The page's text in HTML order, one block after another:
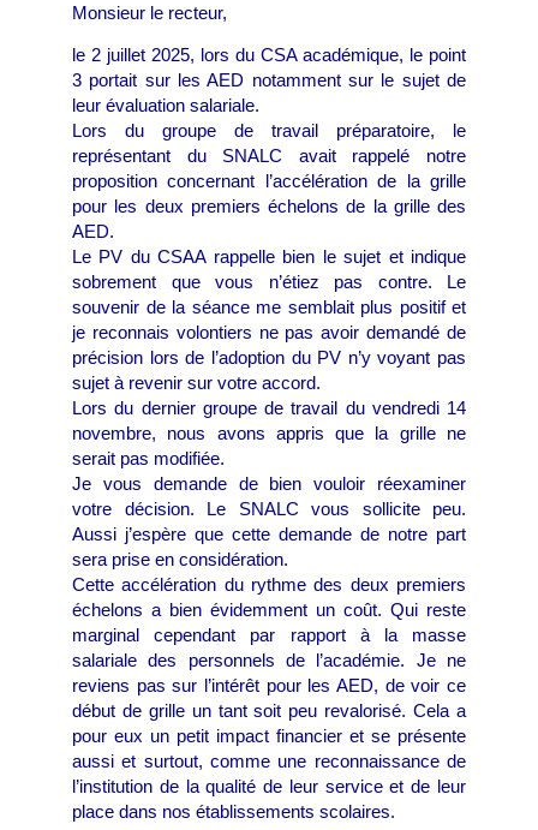
Monsieur le recteur,
le 2 juillet 2025, lors du CSA académique, le point
3 portait sur les AED notamment sur le sujet de
leur évaluation salariale.
Lors du groupe de travail préparatoire, le
représentant du SNALC avait rappelé notre
proposition concernant l’accélération de la grille
pour les deux premiers échelons de la grille des
AED.
Le PV du CSAA rappelle bien le sujet et indique
sobrement que vous n’étiez pas contre. Le
souvenir de la séance me semblait plus positif et
je reconnais volontiers ne pas avoir demandé de
précision lors de l’adoption du PV n’y voyant pas
sujet à revenir sur votre accord.
Lors du dernier groupe de travail du vendredi 14
novembre, nous avons appris que la grille ne
serait pas modifiée.
Je vous demande de bien vouloir réexaminer
votre décision. Le SNALC vous sollicite peu.
Aussi j’espère que cette demande de notre part
sera prise en considération.
Cette accélération du rythme des deux premiers
échelons a bien évidemment un coût. Qui reste
marginal cependant par rapport à la masse
salariale des personnels de l’académie. Je ne
reviens pas sur l’intérêt pour les AED, de voir ce
début de grille un tant soit peu revalorisé. Cela a
pour eux un petit impact financier et se présente
aussi et surtout, comme une reconnaissance de
l’institution de la qualité de leur service et de leur
place dans nos établissements scolaires.